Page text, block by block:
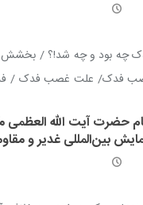
چه بود و چه شد!؟ / بخشش
فدک/ علت غصب فدک / فدک
با غاصبان / فدک و امامان
فدک! / سرنوشت فدک /
حضرت آیت الله العظمی
بین‌المللی غدیر و